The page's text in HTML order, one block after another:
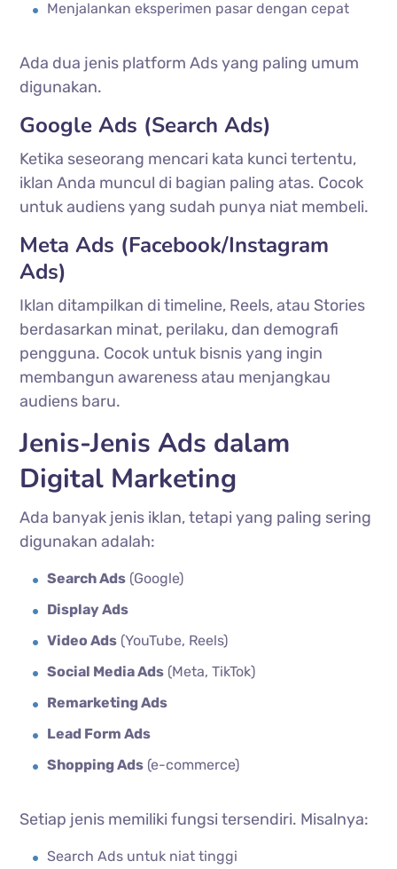
Menjalankan eksperimen pasar dengan cepat
Ada dua jenis platform Ads yang paling umum
digunakan.
Google Ads (Search Ads)
Ketika seseorang mencari kata kunci tertentu,
iklan Anda muncul di bagian paling atas. Cocok
untuk audiens yang sudah punya niat membeli.
Meta Ads (Facebook/Instagram
Ads)
Iklan ditampilkan di timeline, Reels, atau Stories
berdasarkan minat, perilaku, dan demografi
pengguna. Cocok untuk bisnis yang ingin
membangun awareness atau menjangkau
audiens baru.
Jenis-Jenis Ads dalam
Digital Marketing
Ada banyak jenis iklan, tetapi yang paling sering
digunakan adalah:
Search Ads (Google)
Display Ads
Video Ads (YouTube, Reels)
Social Media Ads (Meta, TikTok)
Remarketing Ads
Lead Form Ads
Shopping Ads (e-commerce)
Setiap jenis memiliki fungsi tersendiri. Misalnya:
Search Ads untuk niat tinggi